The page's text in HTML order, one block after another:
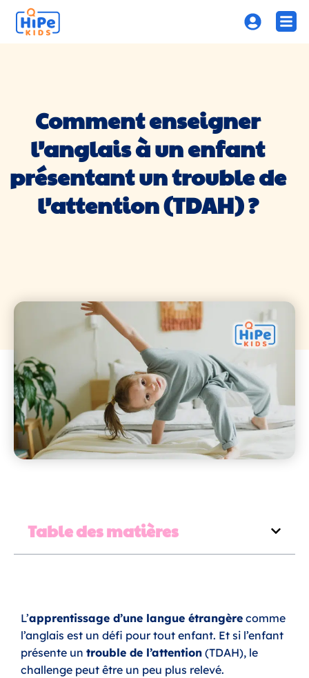
Comment enseigner
l’anglais à un enfant
présentant un trouble de
l’attention (TDAH) ?
Table des matières
L’apprentissage d’une langue étrangère comme
l’anglais est un défi pour tout enfant. Et si l’enfant
présente un trouble de l’attention (TDAH), le
challenge peut être un peu plus relevé.